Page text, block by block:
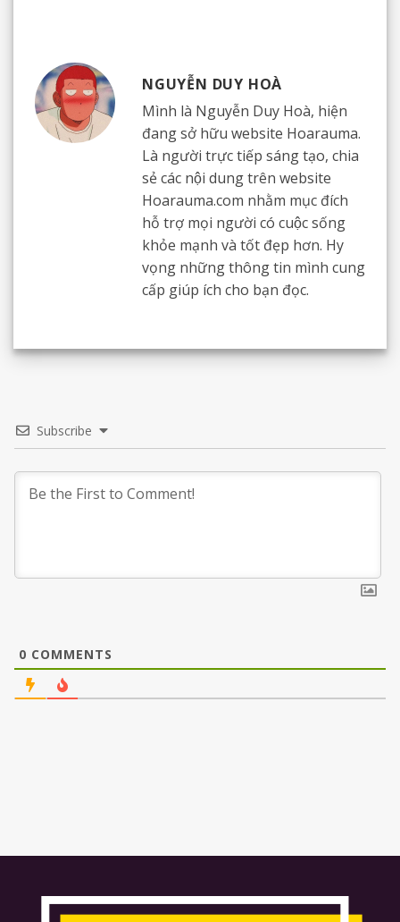
NGUYỄN DUY HOÀ
Mình là Nguyễn Duy Hoà, hiện
đang sở hữu website Hoarauma.
Là người trực tiếp sáng tạo, chia
sẻ các nội dung trên website
Hoarauma.com nhằm mục đích
hỗ trợ mọi người có cuộc sống
khỏe mạnh và tốt đẹp hơn. Hy
vọng những thông tin mình cung
cấp giúp ích cho bạn đọc.
Subscribe
0 COMMENTS